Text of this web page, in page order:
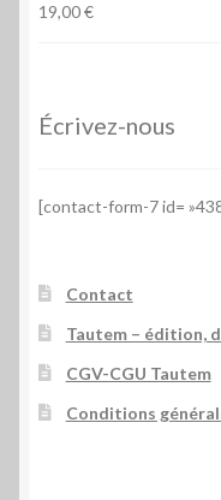
19,00€
Écrivez-nous
[contact-form-7 id=
Contact
Tautem – édition,
CGV-CGU Tautem
Conditions